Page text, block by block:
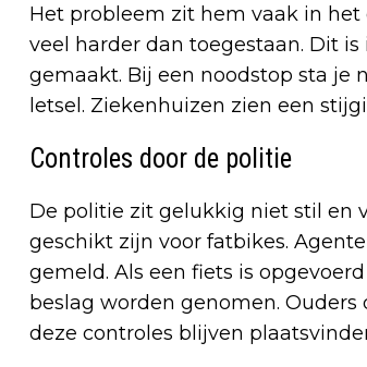
Het probleem zit hem vaak in
veel harder dan toegestaan. Dit
gemaakt. Bij een noodstop sta je
letsel. Ziekenhuizen zien een
Controles door de politie
De politie zit gelukkig niet stil en
geschikt zijn voor fatbikes.
gemeld. Als een fiets is
beslag worden genomen.
deze controles blijven